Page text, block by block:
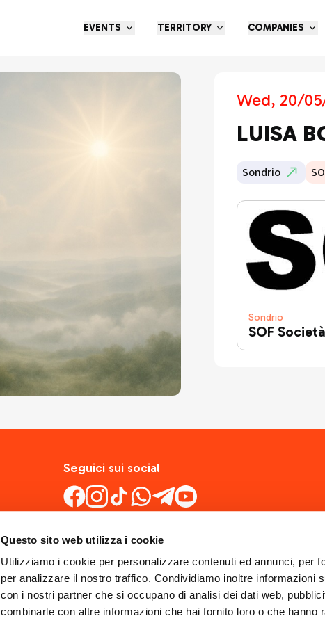
Questo sito web utilizza i cookie
Utilizziamo i cookie per personalizzare contenuti ed annunci, per
per analizzare il nostro traffico. Condividiamo inoltre informazioni
con i nostri partner che si occupano di analisi dei dati web,
combinarle con altre informazioni che hai fornito loro o che hanno
EVENTS TERRITORY COMPANIES
Wed, 20/
LUISA
Sondrio
Sondrio
SOF
Seguici sui social